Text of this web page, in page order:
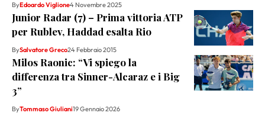
ByEdoardo Viglione4 Novembre 2025
Junior Radar (7) – Prima vittoria ATP
per Rublev, Haddad esalta Rio
BySalvatore Greco24 Febbraio 2015
Milos Raonic: “Vi spiego la
differenza tra Sinner-Alcaraz e i Big
3”
ByTommaso Giuliani19 Gennaio 2026